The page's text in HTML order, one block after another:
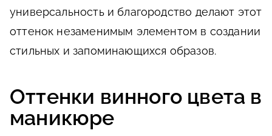
универсальность и благородство делают этот
оттенок незаменимым элементом в создании
стильных и запоминающихся образов.
Оттенки винного цвета в
маникюре